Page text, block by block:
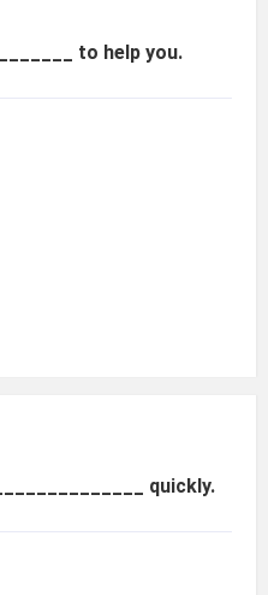
to help you.
quickly.